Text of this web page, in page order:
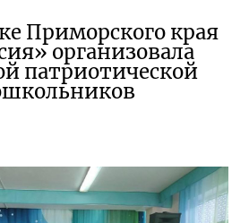
Приморского края
организовала
патриотической